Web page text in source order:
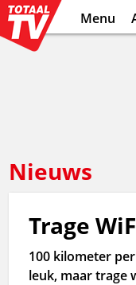
Menu
Nieuws
Trage
100 kilometer
leuk, maar trage